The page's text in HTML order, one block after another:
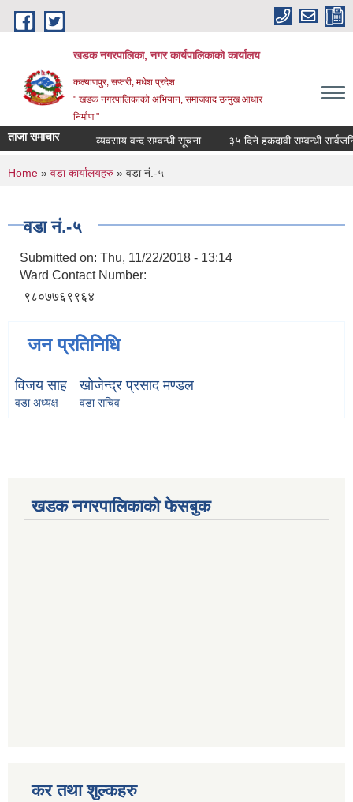
Skip to main content
खडक नगरपालिका, नगर कार्यपालिकाकाे कार्यालय
कल्याणपुर, सप्तरी, मधेश प्रदेश
" खडक नगरपालिकाको अभियान, समाजवाद उन्मुख आधार
निर्माण "
ताजा समाचार व्यवसाय वन्द सम्वन्धी सूचना ३५ दिने हकदावी सम्वन्धी
You are here
Home » वडा कार्यालयहरु » वडा नं.-५
वडा नं.-५
Submitted on: Thu, 11/22/2018 - 13:14
Ward Contact Number:
९८०७७६९९६४
जन प्रतिनिधि
विजय साह
वडा अध्यक्ष
खाेजेन्द्र प्रसाद मण्डल
वडा सचिव
खडक नगरपालिकाको फेसबुक
कर तथा शुल्कहरु